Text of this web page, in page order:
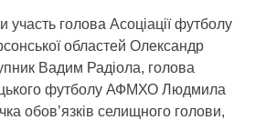
участь голова Асоціації футболу
областей Олександр
Вадим Радіола, голова
футболу АФМХО Людмила
обов’язків селищного голови,